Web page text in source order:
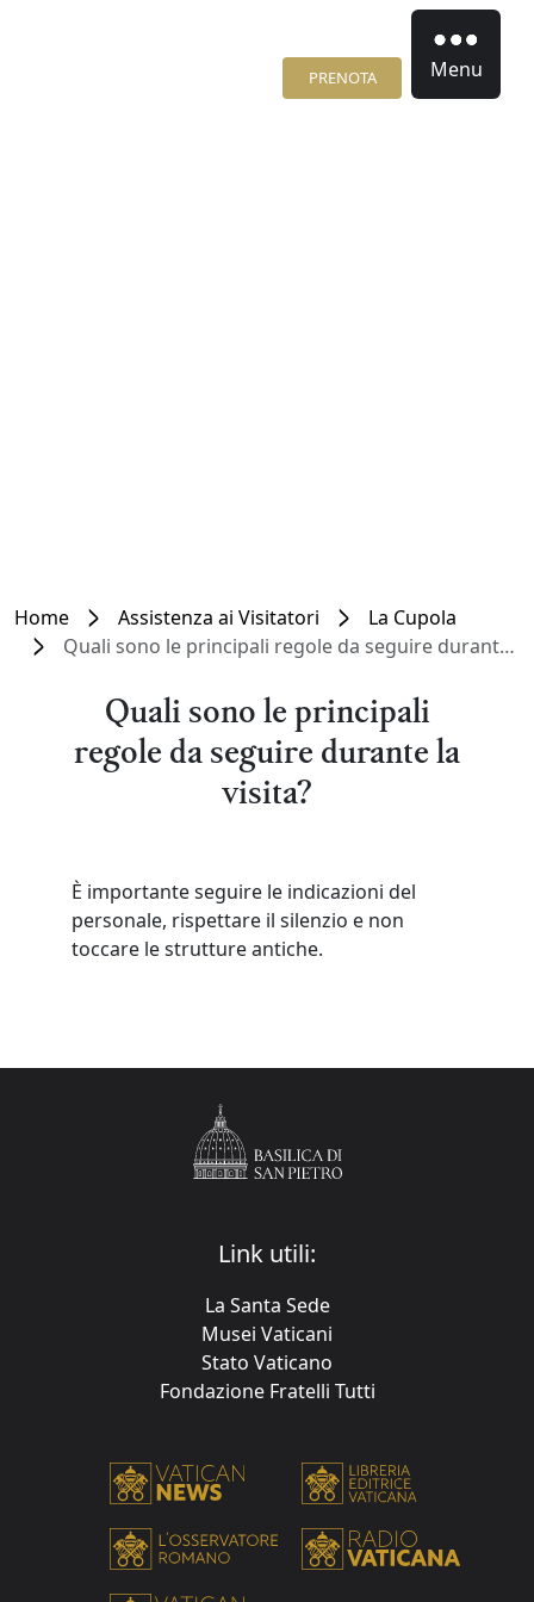
PRENOTA Menu
Home Assistenza ai Visitatori
La Cupola
Quali sono le principali regole da seguire durante la visita?
Quali sono le principali
regole da seguire durante la
visita?
È importante seguire le indicazioni del
personale, rispettare il silenzio e non
toccare le strutture antiche.
Link utili:
La Santa Sede
Musei Vaticani
Stato Vaticano
Fondazione Fratelli Tutti